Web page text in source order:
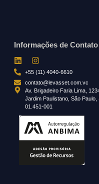
Informações de Contato
+55 (11) 4040-6610
contato@levasset.com.vc
Av. Brigadeiro Faria Lima,
Jardim Paulistano, São Paulo,
01.451-001